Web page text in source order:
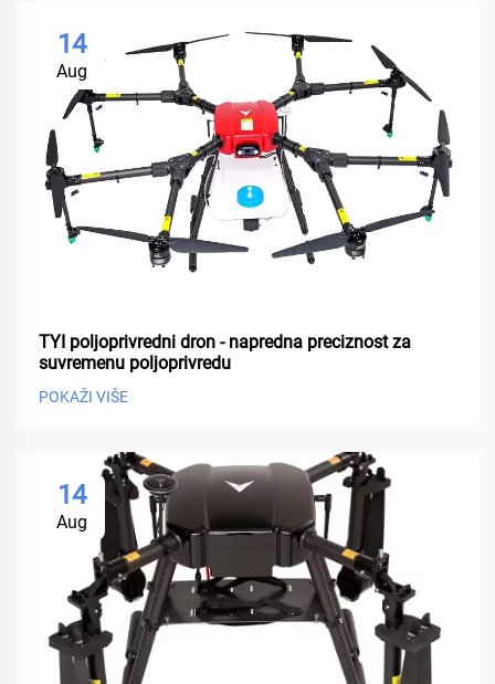
14
Aug
TYI poljoprivredni dron - napredna preciznost za
suvremenu poljoprivredu
POKAŽI VIŠE
14
Aug